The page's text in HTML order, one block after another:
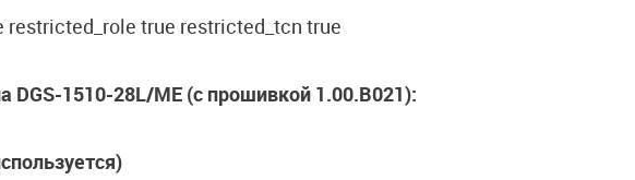
true restricted_tcn true
DGS-1510-28L/ME (с прошивкой 1.00.B021):